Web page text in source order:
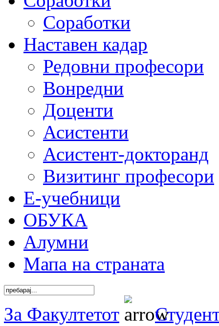
Соработки
Наставен кадар
Редовни професори
Вонредни
Доценти
Асистенти
Асистент-докторанд
Визитинг професори
Е-учебници
ОБУКА
Алумни
Мапа на страната
За Факултетот